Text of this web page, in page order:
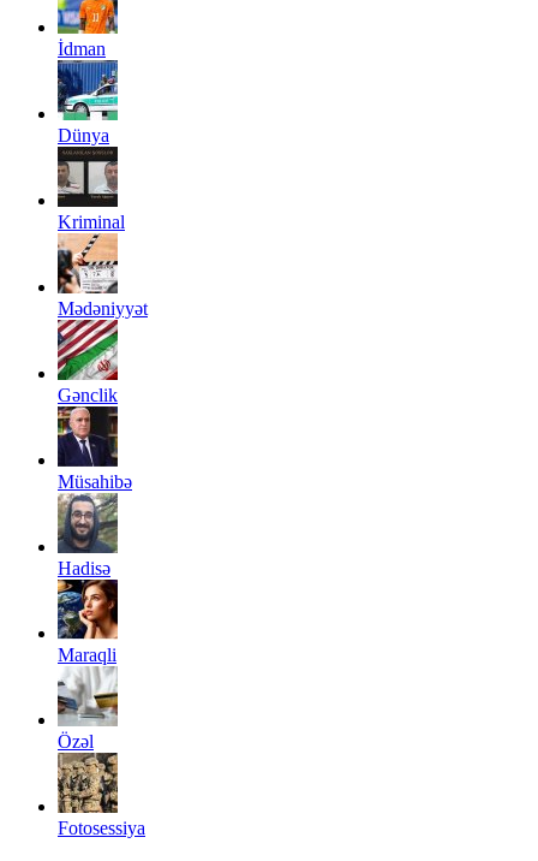
İdman
Dünya
Kriminal
Mədəniyyət
Gənclik
Müsahibə
Hadisə
Maraqli
Özəl
Fotosessiya